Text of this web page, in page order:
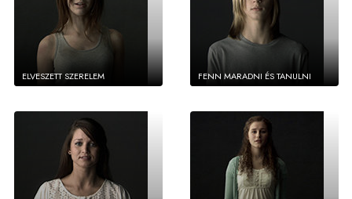
ELVESZETT SZERELEM FENN MARADNI ÉS TANULNI